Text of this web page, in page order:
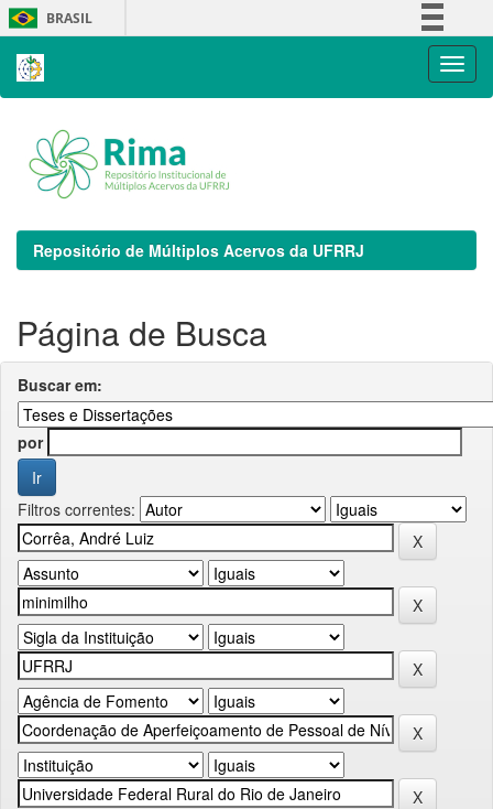
Skip
navigation
BRASIL
Repositório de Múltiplos Acervos da UFRRJ
Página de Busca
Buscar em:
por
Filtros correntes: